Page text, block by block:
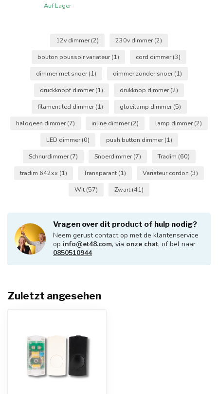
Auf Lager
12v dimmer(2) 230v dimmer(2)
bouton poussoir variateur(1) cord dimmer(3)
dimmer met snoer(1) dimmer zonder snoer(1)
druckknopf dimmer(1) drukknop dimmer(2)
filament led dimmer(1) gloeilamp dimmer(5)
halogeen dimmer(7) inline dimmer(2) lamp dimmer(2)
LED dimmer(0) push button dimmer(1)
Schnurdimmer(7) Snoerdimmer(7) Tradim (60)
tradim 642xx (1) Transparant (1) Variateur cordon (3)
Wit (57) Zwart (41)
Vragen over dit product of hulp nodig?
Neem gerust contact op met de klantenservice
op info@et48.com, via onze chat, of bel naar
0850510944
Zuletzt angesehen